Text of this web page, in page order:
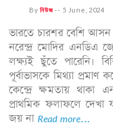
Byনিউজ -- 5 June, 2024
ভারতে চারশর বেশি আসন
নরেন্দ্র মোদির এনডিএ
লক্ষ্যই ছুঁতে পারেনি।
পূর্বাভাসকে মিথ্যা
কেন্দ্রে ক্ষমতায় থাকা
প্রাথমিক ফলাফলে দেখা
জয় না Read more...